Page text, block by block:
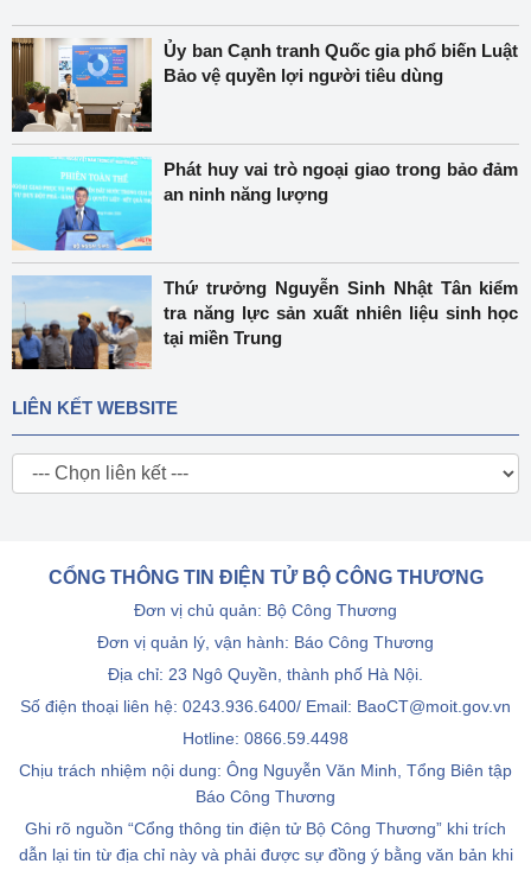
Ủy ban Cạnh tranh Quốc gia phổ biến Luật
Bảo vệ quyền lợi người tiêu dùng
Phát huy vai trò ngoại giao trong bảo đảm
an ninh năng lượng
Thứ trưởng Nguyễn Sinh Nhật Tân kiểm
tra năng lực sản xuất nhiên liệu sinh học
tại miền Trung
LIÊN KẾT WEBSITE
CỔNG THÔNG TIN ĐIỆN TỬ BỘ CÔNG THƯƠNG
Đơn vị chủ quản: Bộ Công Thương
Đơn vị quản lý, vận hành: Báo Công Thương
Địa chỉ: 23 Ngô Quyền, thành phố Hà Nội.
Số điện thoại liên hệ: 0243.936.6400/ Email: BaoCT@moit.gov.vn
Hotline: 0866.59.4498
Chịu trách nhiệm nội dung: Ông Nguyễn Văn Minh, Tổng Biên tập
Báo Công Thương
Ghi rõ nguồn “Cổng thông tin điện tử Bộ Công Thương” khi trích
dẫn lại tin từ địa chỉ này và phải được sự đồng ý bằng văn bản khi